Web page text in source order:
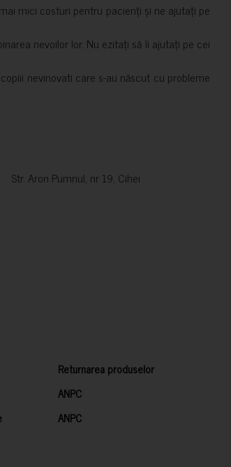
mici costuri pentru pacienți și ne ajutați pe
nevoilor lor. Nu ezitați să îi ajutați pe cei
nevinovati care s-au născut cu probleme
Pumnul, nr 19, Cihei
Returnarea produselor
ANPC
ANPC